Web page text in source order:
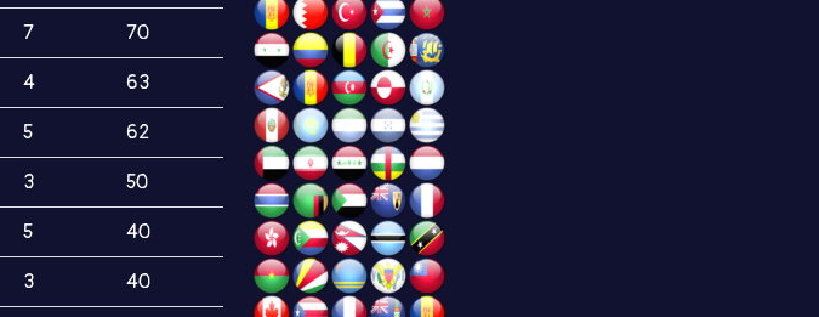
7 70
4 63
5 62
3 50
5 40
3 40